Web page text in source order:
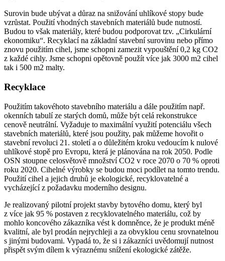
Surovin bude ubývat a důraz na snižování uhlíkové stopy bude
vzrůstat. Použití vhodných stavebních materiálů bude nutností.
Budou to však materiály, které budou podporovat tzv. „Cirkulární
ekonomiku“. Recyklací na základní stavební surovinu nebo přímo
znovu použitím cihel, jsme schopni zamezit vypouštění 0,2 kg CO2
z každé cihly. Jsme schopni opětovně použít více jak 3000 m2 cihel
tak i 500 m2 malty.
Recyklace
Použitím takovéhoto stavebního materiálu a dále použitím např.
okenních tabulí ze starých domů, může být celá rekonstrukce
cenově neutrální. Vyžaduje to maximální využití potenciálu všech
stavebních materiálů, které jsou použity, pak můžeme hovořit o
stavební revoluci 21. století a o důležitém kroku vedoucím k nulové
uhlíkové stopě pro Evropu, která je plánována na rok 2050. Podle
OSN stoupne celosvětově množství CO2 v roce 2070 o 70 % oproti
roku 2020. Cihelné výrobky se budou moci podílet na tomto trendu.
Použití cihel a jejich druhů je ekologické, recyklovatelné a
vycházející z požadavku moderního designu.
Je realizovaný pilotní projekt stavby bytového domu, který byl
z více jak 95 % postaven z recyklovatelného materiálu, což by
mohlo koncového zákazníka vést k domněnce, že je produkt méně
kvalitní, ale byl prodán nejrychleji a za obvyklou cenu srovnatelnou
s jinými budovami. Vypadá to, že si i zákazníci uvědomují nutnost
přispět svým dílem k výraznému snížení ekologické zátěže.